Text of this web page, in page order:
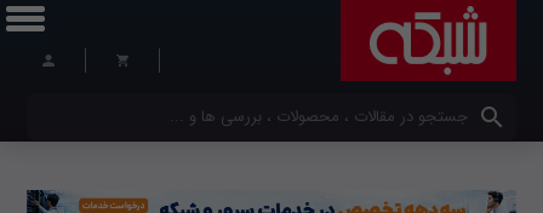
کلمات کلیدی خود را وارد کنید